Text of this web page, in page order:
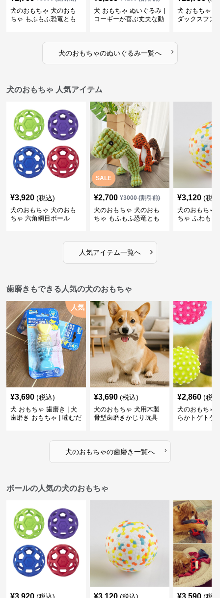
犬のおもちゃ 犬のおも
ちゃ もふもふ恐竜とも
犬 おもちゃ ぬいぐるみ |
コーギーが喜ぶ丈夫な動
犬 おもちゃ
ダックスフン
犬のおもちゃのぬいぐるみ一覧へ ›
犬のおもちゃ 人気アイテム
¥3,920 (税込)
犬のおもちゃ 犬のおも
ちゃ 六角網目ボール
SALE
¥2,700 ¥3000(割引前)
犬のおもちゃ 犬のおも
ちゃ もふもふ恐竜とも
¥3,120 (税
犬のおもちゃ
ちゃ ふわもこ
人気アイテム一覧へ ›
歯磨きもできる人気の犬のおもちゃ
人気
¥3,690 (税込)
犬 おもちゃ 歯磨き | 犬
歯磨き おもちゃ | 噛むだ
¥3,690 (税込)
犬のおもちゃ 犬用木製
骨型歯磨きかじり玩具
¥2,860 (税
犬のおもちゃ
らかトゲトゲ
犬のおもちゃの歯磨き一覧へ ›
ボールの人気の犬のおもちゃ
¥3,920 ¥3,120 ¥3,590